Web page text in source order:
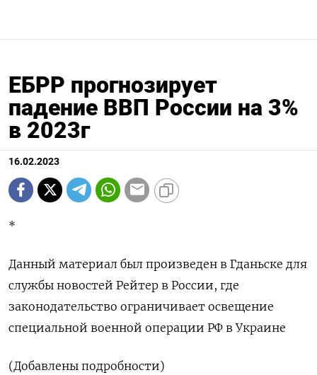
ЕБРР прогнозирует
падение ВВП России на 3%
в 2023г
16.02.2023
*
Данный материал был произведен в Гданьске для
службы новостей Рейтер в России, где
законодательство ограничивает освещение
специальной военной операции РФ в Украине
(Добавлены подробности)